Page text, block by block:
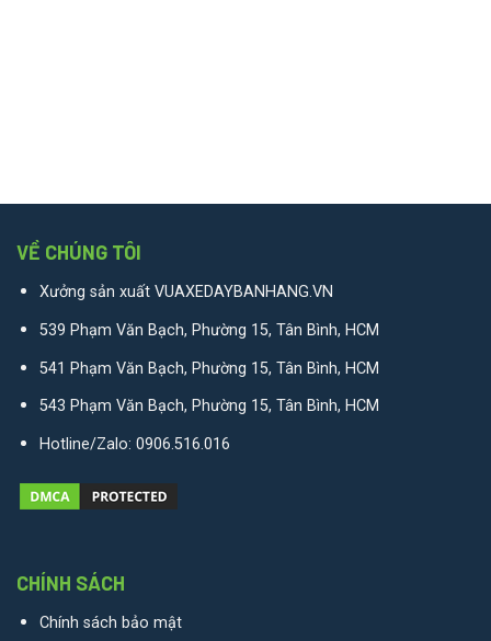
VỀ CHÚNG TÔI
Xưởng sản xuất VUAXEDAYBANHANG.VN
539 Phạm Văn Bạch, Phường 15, Tân Bình, HCM
541 Phạm Văn Bạch, Phường 15, Tân Bình, HCM
543 Phạm Văn Bạch, Phường 15, Tân Bình, HCM
Hotline/Zalo: 0906.516.016
CHÍNH SÁCH
Chính sách bảo mật